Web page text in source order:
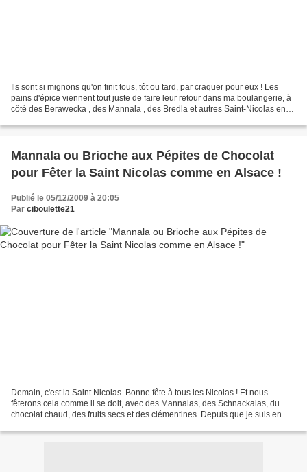
Ils sont si mignons qu'on finit tous, tôt ou tard, par craquer pour eux ! Les
pains d'épice viennent tout juste de faire leur retour dans ma boulangerie, à
côté des Berawecka , des Mannala , des Bredla et autres Saint-Nicolas en
Mannala ou Brioche aux Pépites de Chocolat
pour Fêter la Saint Nicolas comme en Alsace !
Publié le 05/12/2009 à 20:05
Par ciboulette21
Demain, c'est la Saint Nicolas. Bonne fête à tous les Nicolas ! Et nous
fêterons cela comme il se doit, avec des Mannalas, des Schnackalas, du
chocolat chaud, des fruits secs et des clémentines. Depuis que je suis en